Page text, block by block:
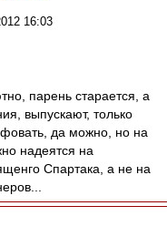
16:03
парень старается, а
выпускают, только
да можно, но на
надеятся на
Спартака, а не на